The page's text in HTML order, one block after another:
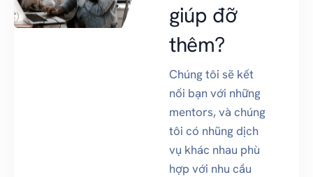
giúp đỡ
thêm?
Chúng tôi sẽ kết
nối bạn với những
mentors, và chúng
tôi có nhũng dịch
vụ khác nhau phù
hợp với nhu cầu